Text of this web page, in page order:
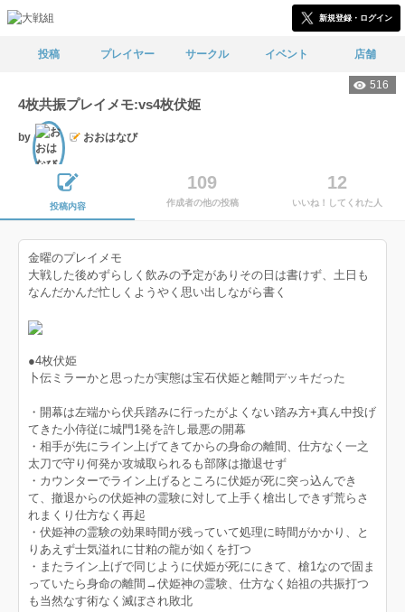
新規登録・ログイン
投稿 プレイヤー サークル イベント 店舗
516
4枚共振プレイメモ:vs4枚伏姫
by おおはなび
投稿内容
109
作成者の他の投稿
12
いいね！してくれた人
金曜のプレイメモ
大戦した後めずらしく飲みの予定がありその日は書けず、土日も
なんだかんだ忙しくようやく思い出しながら書く
●4枚伏姫
卜伝ミラーかと思ったが実態は宝石伏姫と離間デッキだった
・開幕は左端から伏兵踏みに行ったがよくない踏み方+真ん中投げ
てきた小侍従に城門1発を許し最悪の開幕
・相手が先にライン上げてきてからの身命の離間、仕方なく一之
太刀で守り何発か攻城取られるも部隊は撤退せず
・カウンターでライン上げるところに伏姫が死に突っ込んでき
て、撤退からの伏姫神の霊験に対して上手く槍出しできず荒らさ
れまくり仕方なく再起
・伏姫神の霊験の効果時間が残っていて処理に時間がかかり、と
りあえず士気溢れに甘粕の龍が如くを打つ
・またライン上げで同じように伏姫が死ににきて、槍1なので固ま
っていたら身命の離間→伏姫神の霊験、仕方なく始祖の共振打つ
も当然なす術なく滅ぼされ敗北